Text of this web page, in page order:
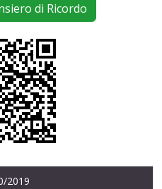
di Ricordo
2019